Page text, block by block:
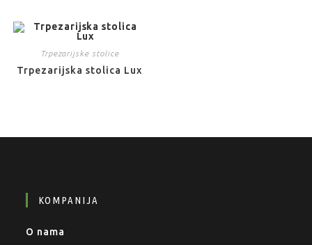
Trpezarijske stolice
Trpezarijska stolica Lux
KOMPANIJA
O nama